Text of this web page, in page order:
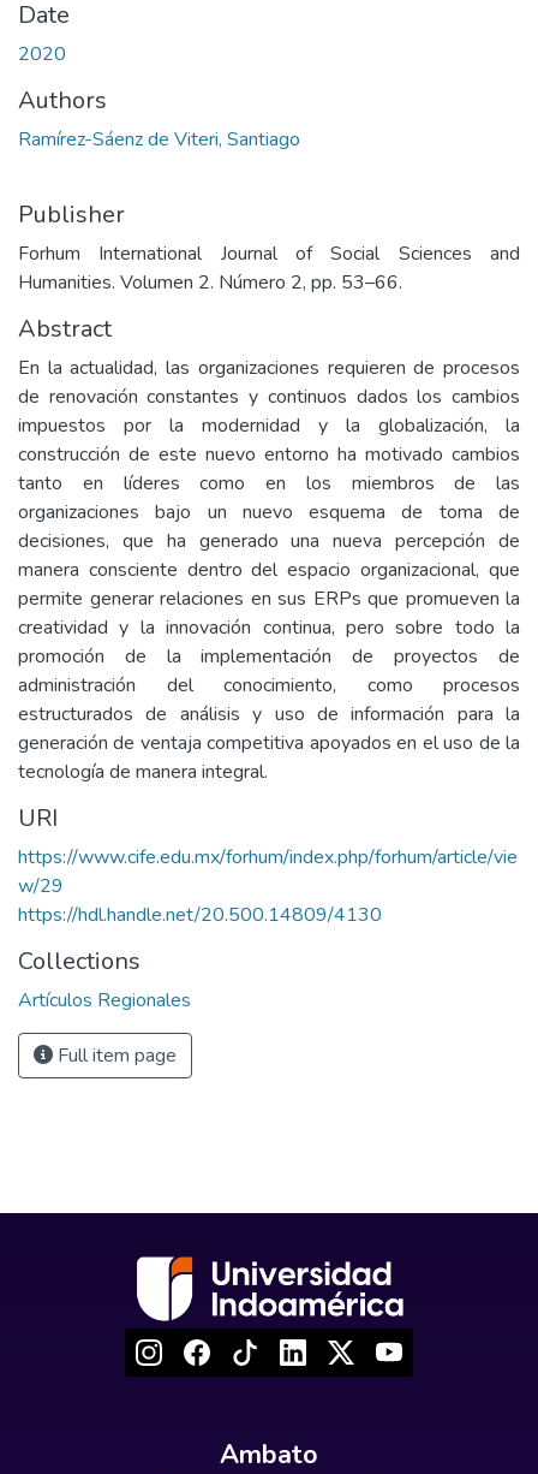
Date
2020
Authors
Ramírez-Sáenz de Viteri, Santiago
Publisher
Forhum International Journal of Social Sciences and
Humanities. Volumen 2. Número 2, pp. 53–66.
Abstract
En la actualidad, las organizaciones requieren de procesos
de renovación constantes y continuos dados los cambios
impuestos por la modernidad y la globalización, la
construcción de este nuevo entorno ha motivado cambios
tanto en líderes como en los miembros de las
organizaciones bajo un nuevo esquema de toma de
decisiones, que ha generado una nueva percepción de
manera consciente dentro del espacio organizacional, que
permite generar relaciones en sus ERPs que promueven la
creatividad y la innovación continua, pero sobre todo la
promoción de la implementación de proyectos de
administración del conocimiento, como procesos
estructurados de análisis y uso de información para la
generación de ventaja competitiva apoyados en el uso de la
tecnología de manera integral.
URI
https://www.cife.edu.mx/forhum/index.php/forhum/article/vie
w/29
https://hdl.handle.net/20.500.14809/4130
Collections
Artículos Regionales
Full item page
Ambato